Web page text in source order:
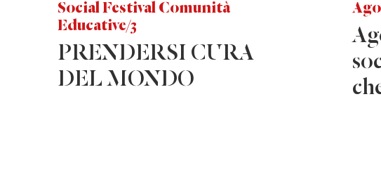
Social Festival Comunità
Educative/3
PRENDERSI CURA
DEL MONDO